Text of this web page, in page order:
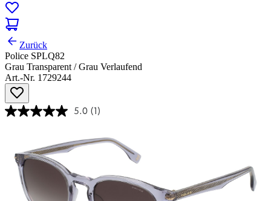
Zurück
Police SPLQ82
Grau Transparent / Grau Verlaufend
Art.-Nr. 1729244
5.0 (1)